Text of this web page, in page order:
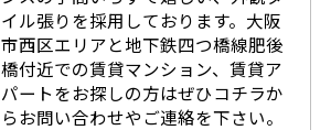
イル張りを採用しております。大阪
市西区エリアと地下鉄四つ橋線肥後
橋付近での賃貸マンション、賃貸ア
パートをお探しの方はぜひコチラか
らお問い合わせやご連絡を下さい。